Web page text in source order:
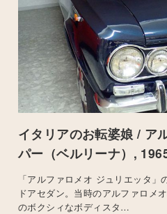
イタリアのお転婆娘 / ア
パー（ベルリーナ）,
「アルファロメオ ジュリエッタ
ドアセダン。当時のアルファロメ
のボクシィなボディスタ…